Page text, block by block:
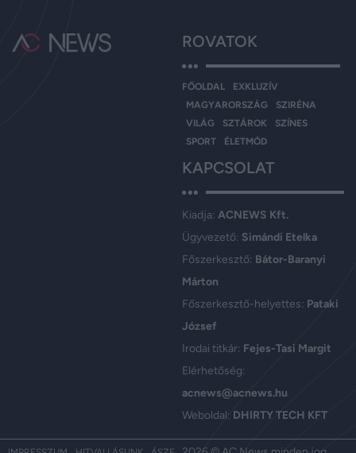
ROVATOK
FŐOLDAL
EXKLUZÍV
MAGYARORSZÁG
SZIRÉNA
VILÁG
SZTÁROK
SZÍNES
SPORT
ÉLETMÓD
KAPCSOLAT
Kiadja: ACNEWS Kft.
Ügyvezető: Simándi Etelka
Főszerkesztő: Bátor-Baranyi
Márton
Főszerkesztő-helyettes: Pataki
József
Irodai titkár: Fejes-Tasi Margit
Elérhetőség:
acnews@acnews.hu
Weboldal: DHIRTY TECH KFT